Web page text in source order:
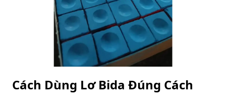
Cách Dùng Lơ Bida Đúng Cách